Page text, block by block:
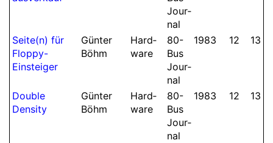
Jour­
nal
Seite(n) für
Floppy-
Einsteiger
Günter
Böhm
Hard­
ware
80-
Bus
Jour­
nal
1983 12 13
Double
Density
Günter
Böhm
Hard­
ware
80-
Bus
Jour­
nal
1983 12 13